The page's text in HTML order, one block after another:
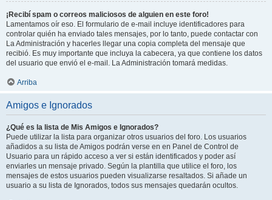
¡Recibí spam o correos maliciosos de alguien en este foro!
Lamentamos oír eso. El formulario de e-mail incluye identificadores para
controlar quién ha enviado tales mensajes, por lo tanto, puede contactar con
La Administración y hacerles llegar una copia completa del mensaje que
recibió. Es muy importante que incluya la cabecera, ya que contiene los datos
del usuario que envió el e-mail. La Administración tomará medidas.
Arriba
Amigos e Ignorados
¿Qué es la lista de Mis Amigos e Ignorados?
Puede utilizar la lista para organizar otros usuarios del foro. Los usuarios
añadidos a su lista de Amigos podrán verse en en Panel de Control de
Usuario para un rápido acceso a ver si están identificados y poder así
enviarles un mensaje privado. Según la plantilla que utilice el foro, los
mensajes de estos usuarios pueden visualizarse resaltados. Si añade un
usuario a su lista de Ignorados, todos sus mensajes quedarán ocultos.